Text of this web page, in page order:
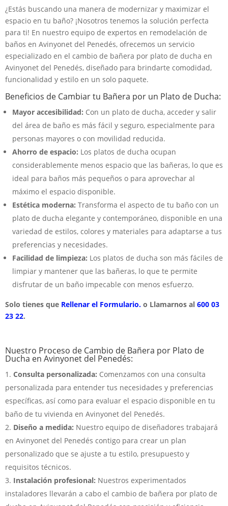
¿Estás buscando una manera de modernizar y maximizar el
espacio en tu baño? ¡Nosotros tenemos la solución perfecta
para ti! En nuestro equipo de expertos en remodelación de
baños en Avinyonet del Penedés, ofrecemos un servicio
especializado en el cambio de bañera por plato de ducha en
Avinyonet del Penedés, diseñado para brindarte comodidad,
funcionalidad y estilo en un solo paquete.
Beneficios de Cambiar tu Bañera por un Plato de Ducha:
Mayor accesibilidad: Con un plato de ducha, acceder y salir
del área de baño es más fácil y seguro, especialmente para
personas mayores o con movilidad reducida.
Ahorro de espacio: Los platos de ducha ocupan
considerablemente menos espacio que las bañeras, lo que es
ideal para baños más pequeños o para aprovechar al
máximo el espacio disponible.
Estética moderna: Transforma el aspecto de tu baño con un
plato de ducha elegante y contemporáneo, disponible en una
variedad de estilos, colores y materiales para adaptarse a tus
preferencias y necesidades.
Facilidad de limpieza: Los platos de ducha son más fáciles de
limpiar y mantener que las bañeras, lo que te permite
disfrutar de un baño impecable con menos esfuerzo.
Solo tienes que Rellenar el Formulario. o Llamarnos al 600 03
23 22.
Nuestro Proceso de Cambio de Bañera por Plato de
Ducha en Avinyonet del Penedés:
Consulta personalizada: Comenzamos con una consulta
personalizada para entender tus necesidades y preferencias
específicas, así como para evaluar el espacio disponible en tu
baño de tu vivienda en Avinyonet del Penedés.
Diseño a medida: Nuestro equipo de diseñadores trabajará
en Avinyonet del Penedés contigo para crear un plan
personalizado que se ajuste a tu estilo, presupuesto y
requisitos técnicos.
Instalación profesional: Nuestros experimentados
instaladores llevarán a cabo el cambio de bañera por plato de